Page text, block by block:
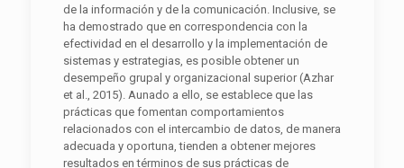
de la información y de la comunicación. Inclusive, se
ha demostrado que en correspondencia con la
efectividad en el desarrollo y la implementación de
sistemas y estrategias, es posible obtener un
desempeño grupal y organizacional superior (Azhar
et al., 2015). Aunado a ello, se establece que las
prácticas que fomentan comportamientos
relacionados con el intercambio de datos, de manera
adecuada y oportuna, tienden a obtener mejores
resultados en términos de sus prácticas de